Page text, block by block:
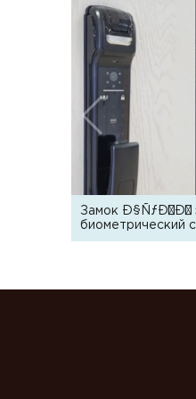
Замок Ð§ÑƒÐ¼Ð¾
биометрический